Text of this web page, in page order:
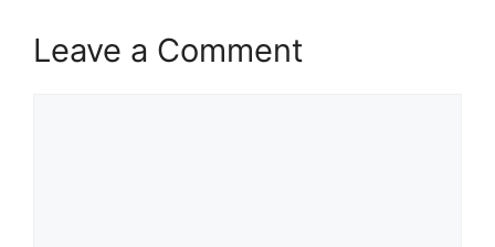
Leave a Comment